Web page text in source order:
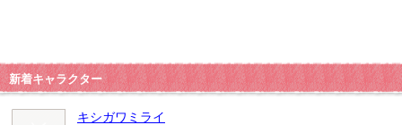
新着キャラクター
キシガワミライ